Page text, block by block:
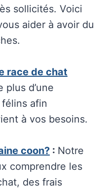
sollicités. Voici
aider à avoir du
race de chat
plus d’une
afin
à vos besoins.
coon? : Notre
comprendre les
des frais